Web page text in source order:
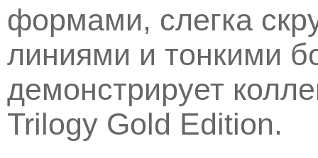
формами, слегка
линиями и тонкими
демонстрирует
Trilogy Gold Edition.